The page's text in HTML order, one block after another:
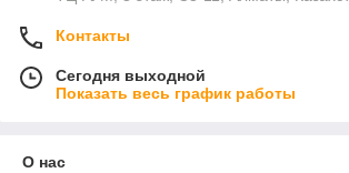
Контакты
Сегодня выходной
Показать весь график работы
О нас